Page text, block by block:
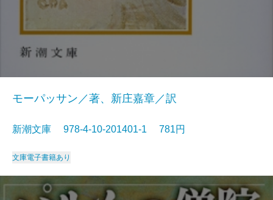
モーパッサン／著、新庄嘉章／訳
新潮文庫 978-4-10-201401-1 781円
文庫電子書籍あり